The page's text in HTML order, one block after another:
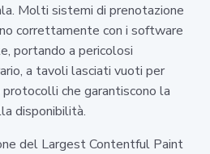
Molti sistemi di prenotazione
correttamente con i software
portando a pericolosi
a tavoli lasciati vuoti per
che garantiscono la
disponibilità.
del Largest Contentful Paint